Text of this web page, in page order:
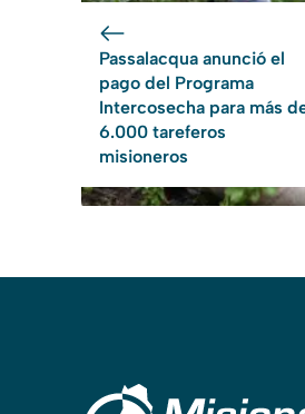
Passalacqua anunció el
pago del Programa
Intercosecha para más
6.000 tareferos
misioneros